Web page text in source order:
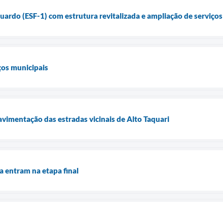
(ESF-1) com estrutura revitalizada e ampliação de serviços
municipais
das estradas vicinais de Alto Taquari
entram na etapa final